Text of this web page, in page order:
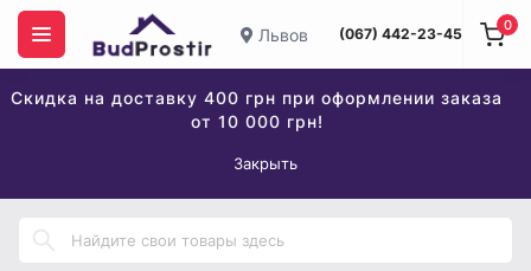
Львов (067) 442-23-45
Скидка на доставку 400 грн при оформлении заказа
от 10 000 грн!
Закрыть
0